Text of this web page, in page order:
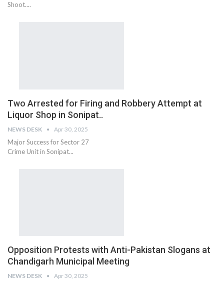
Shoot....
Two Arrested for Firing and Robbery Attempt at
Liquor Shop in Sonipat..
NEWS DESK Apr 30, 2025
Major Success for Sector 27
Crime Unit in Sonipat...
Opposition Protests with Anti-Pakistan Slogans at
Chandigarh Municipal Meeting
NEWS DESK Apr 30, 2025